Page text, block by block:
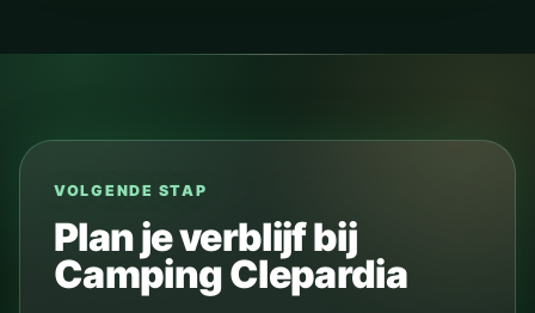
VOLGENDE STAP
Plan je verblijf bij
Camping Clepardia